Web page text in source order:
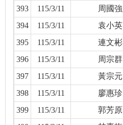
393
115/3/11 周國強
394
115/3/11 袁小英
395
115/3/11 連文彬
396
115/3/11 周宗群
397
115/3/11 黃宗元
398
115/3/11 廖惠珍
399
115/3/11 郭芳原